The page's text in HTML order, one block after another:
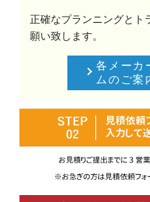
正確なプランニングとト
願い致します。
各メーカ
ムのご案